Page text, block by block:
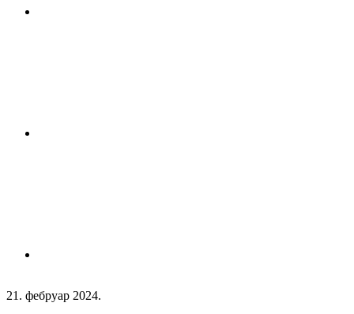
21. фебруар 2024.